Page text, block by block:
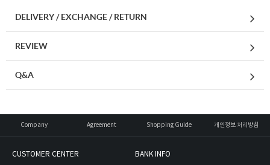
DELIVERY / EXCHANGE / RETURN
REVIEW
Q&A
Company Agreement Shopping Guide 개인정보 처리방침
CUSTOMER CENTER BANK INFO